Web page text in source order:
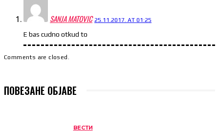
SANJA MATOVIC 25.11.2017. AT 01:25
E bas cudno otkud to
Comments are closed.
ПОВЕЗАНЕ ОБЈАВЕ
ВЕСТИ